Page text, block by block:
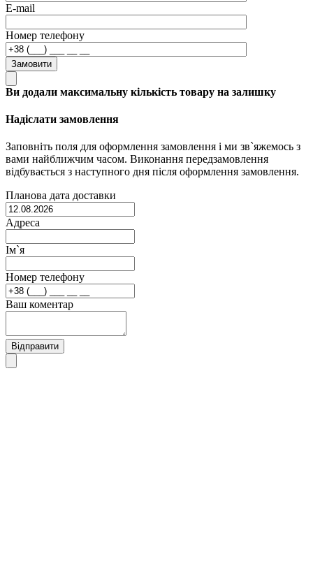
E-mail
Номер телефону
Замовити
Ви додали максимальну кількість товару на залишку
Надіслати замовлення
Заповніть поля для оформлення замовлення і ми зв`яжемось з
вами найближчим часом. Виконання передзамовлення
відбувається з наступного дня після оформлення замовлення.
Планова дата доставки
Адреса
Ім`я
Номер телефону
Ваш коментар
Відправити